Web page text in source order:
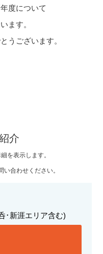
度について
ます。
うございます。
介
を表示します。
合わせください。
･新涯エリア含む)